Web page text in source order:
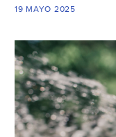
19 MAYO 2025